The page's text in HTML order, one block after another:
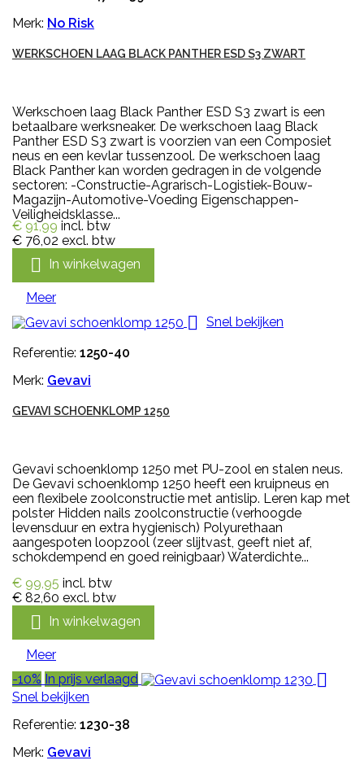
Merk: No Risk
WERKSCHOEN LAAG BLACK PANTHER ESD S3 ZWART
Werkschoen laag Black Panther ESD S3 zwart is een
betaalbare werksneaker. De werkschoen laag Black
Panther ESD S3 zwart is voorzien van een Composiet
neus en een kevlar tussenzool. De werkschoen laag
Black Panther kan worden gedragen in de volgende
sectoren: -Constructie-Agrarisch-Logistiek-Bouw-
Magazijn-Automotive-Voeding Eigenschappen-
Veiligheidsklasse...
€ 91,99 incl. btw
€ 76,02 excl. btw
 In winkelwagen
Meer
 Snel bekijken
Referentie: 1250-40
Merk: Gevavi
GEVAVI SCHOENKLOMP 1250
Gevavi schoenklomp 1250 met PU-zool en stalen neus.
De Gevavi schoenklomp 1250 heeft een kruipneus en
een flexibele zoolconstructie met antislip. Leren kap met
polster Hidden nails zoolconstructie (verhoogde
levensduur en extra hygienisch) Polyurethaan
aangespoten loopzool (zeer slijtvast, geeft niet af,
schokdempend en goed reinigbaar) Waterdichte...
€ 99,95 incl. btw
€ 82,60 excl. btw
 In winkelwagen
Meer
-10% In prijs verlaagd 
Snel bekijken
Referentie: 1230-38
Merk: Gevavi